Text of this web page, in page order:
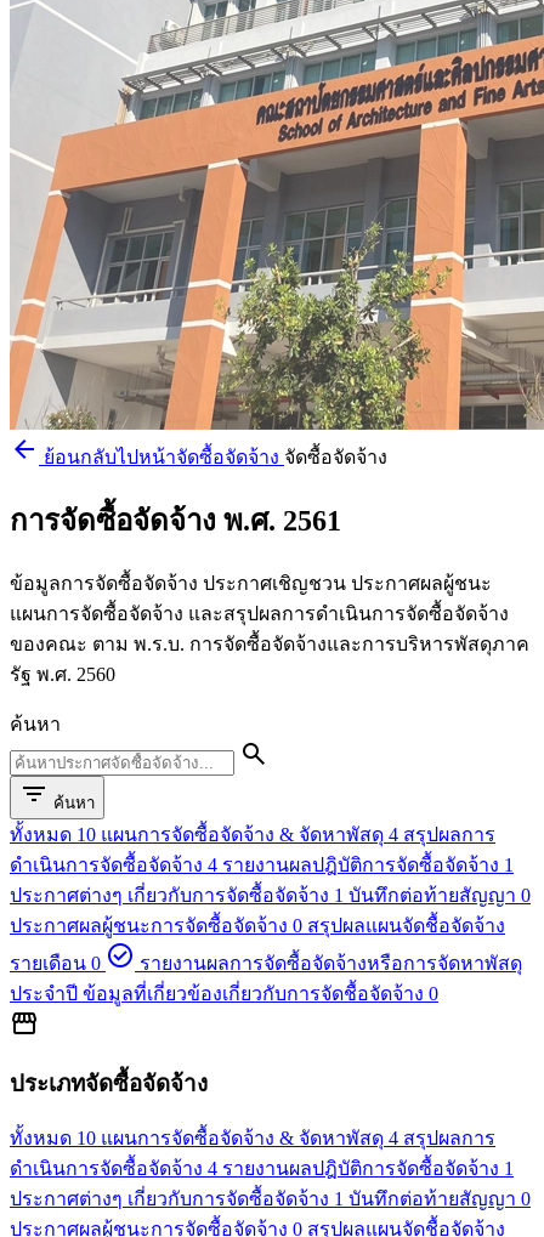
arrow_back ย้อนกลับไปหน้าจัดซื้อจัดจ้าง จัดซื้อจัดจ้าง
การจัดซื้อจัดจ้าง พ.ศ. 2561
ข้อมูลการจัดซื้อจัดจ้าง ประกาศเชิญชวน ประกาศผลผู้ชนะ
แผนการจัดซื้อจัดจ้าง และสรุปผลการดำเนินการจัดซื้อจัดจ้าง
ของคณะ ตาม พ.ร.บ. การจัดซื้อจัดจ้างและการบริหารพัสดุภาค
รัฐ พ.ศ. 2560
ค้นหา
search
filter_list ค้นหา
ทั้งหมด 10 แผนการจัดซื้อจัดจ้าง & จัดหาพัสดุ 4 สรุปผลการ
ดำเนินการจัดซื้อจัดจ้าง 4 รายงานผลปฎิบัติการจัดซื้อจัดจ้าง 1
ประกาศต่างๆ เกี่ยวกับการจัดซื้อจัดจ้าง 1 บันทึกต่อท้ายสัญญา 0
ประกาศผลผู้ชนะการจัดซื้อจัดจ้าง 0 สรุปผลแผนจัดชื้อจัดจ้าง
รายเดือน 0 check_circle รายงานผลการจัดซื้อจัดจ้างหรือการจัดหาพัสดุ
ประจำปี ข้อมูลที่เกี่ยวข้องเกี่ยวกับการจัดชื้อจัดจ้าง 0
storefront
ประเภทจัดซื้อจัดจ้าง
ทั้งหมด 10 แผนการจัดซื้อจัดจ้าง & จัดหาพัสดุ 4 สรุปผลการ
ดำเนินการจัดซื้อจัดจ้าง 4 รายงานผลปฎิบัติการจัดซื้อจัดจ้าง 1
ประกาศต่างๆ เกี่ยวกับการจัดซื้อจัดจ้าง 1 บันทึกต่อท้ายสัญญา 0
ประกาศผลผู้ชนะการจัดซื้อจัดจ้าง 0 สรุปผลแผนจัดชื้อจัดจ้าง